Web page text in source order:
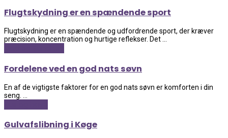
Flugtskydning er en spændende sport
Flugtskydning er en spændende og udfordrende sport, der kræver
præcision, koncentration og hurtige reflekser. Det ...
Fordelene ved en god nats søvn
En af de vigtigste faktorer for en god nats søvn er komforten i din
seng. ...
Gulvafslibning i Køge